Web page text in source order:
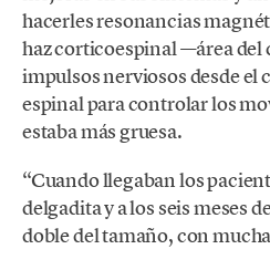
hacerles resonancias
haz corticoespinal —área del
impulsos nerviosos desde el
espinal para controlar los
estaba más gruesa.
“Cuando llegaban los
delgadita y a los seis meses
doble del tamaño, con